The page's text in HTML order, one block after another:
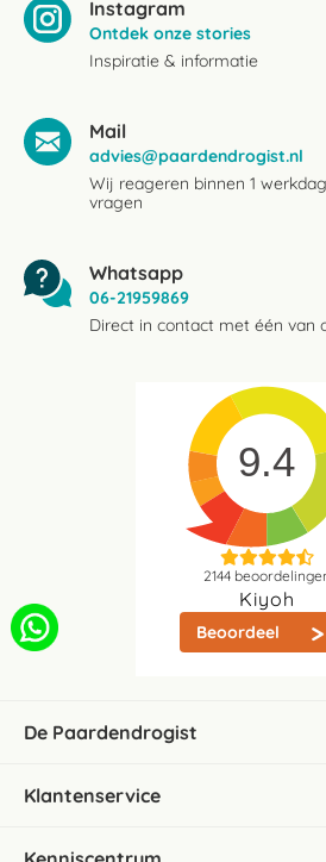
Instagram
Ontdek onze stories
Inspiratie & informatie
Mail
advies@paardendrogist.nl
Wij reageren binnen 1
vragen
Whatsapp
06-21959869
Direct in contact met één van
9.4
2144
Kiyoh
Beoordeel
De Paardendrogist
Klantenservice